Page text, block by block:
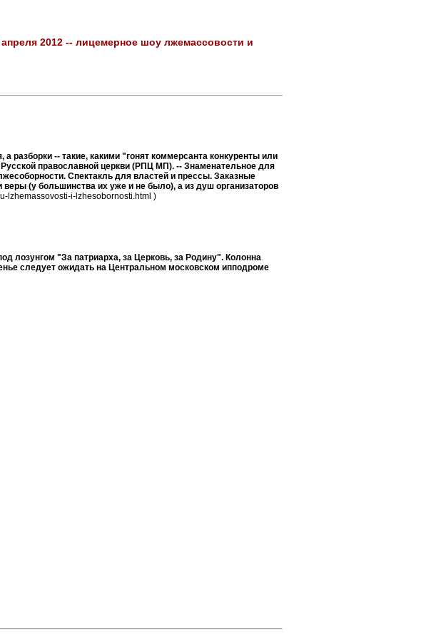
2012 -- лицемерное шоу лжемассовости и
разборки -- такие, какими "гонят коммерсанта конкуренты или
православной церкви (РПЦ МП). -- Знаменательное для
Спектакль для властей и прессы. Заказные
веры (у большинства их уже и не было), а из душ организаторов
lzhemassovosti-i-lzhesobornosti.html )
лозунгом "За патриарха, за Церковь, за Родину". Колонна
следует ожидать на Центральном московском ипподроме